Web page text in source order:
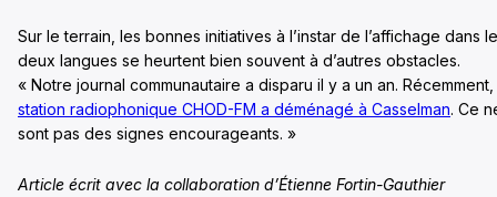
Sur le terrain, les bonnes initiatives à l’instar de l’affichage dans
deux langues se heurtent bien souvent à d’autres obstacles.
« Notre journal communautaire a disparu il y a un an. Récemment,
station radiophonique CHOD-FM a déménagé à Casselman. Ce
sont pas des signes encourageants. »
Article écrit avec la collaboration d’Étienne Fortin-Gauthier